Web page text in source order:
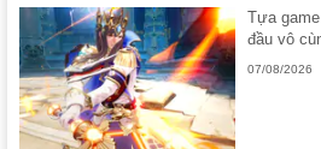
Tựa
đầu vô
07/08/2026